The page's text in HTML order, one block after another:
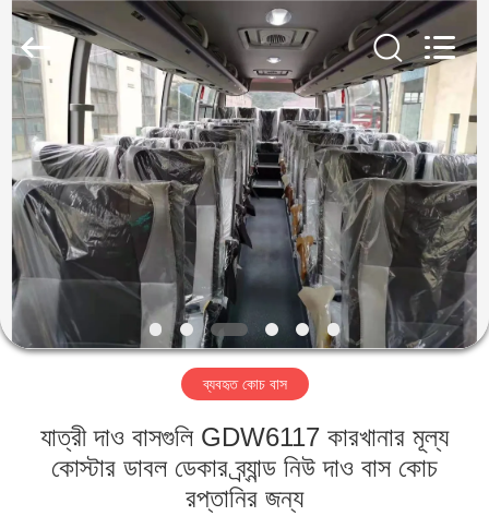
বাড়ি
পণ্য
আমাদের
সম্পর্কে
কারখানা
ZHENGZHOU
COOPER
INDUSTRY
CO.,
LTD..
Rights
Reserved.
ব্যবহৃত কোচ বাস
যাত্রী দাও বাসগুলি GDW6117 কারখানার মূল্য
কোস্টার ডাবল ডেকার ব্র্যান্ড নিউ দাও বাস কোচ
রপ্তানির জন্য